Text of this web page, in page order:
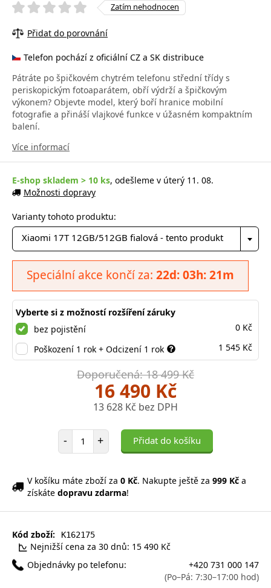
Zatím nehodnocen
Přidat do porovnání
Telefon pochází z oficiální CZ a SK distribuce
Pátráte po špičkovém chytrém telefonu střední třídy s
periskopickým fotoaparátem, obří výdrží a špičkovým
výkonem? Objevte model, který boří hranice mobilní
fotografie a přináší vlajkové funkce v úžasném kompaktním
balení.
Více informací
E-shop skladem > 10 ks, odešleme v úterý 11. 08.
Možnosti dopravy
Varianty tohoto produktu:
Xiaomi 17T 12GB/512GB fialová - tento produkt
Speciální akce končí za: 22d: 03h: 21m
Vyberte si z možností rozšíření záruky
bez pojistění
0 Kč
Poškození 1 rok + Odcizení 1 rok
1 545 Kč
Doporučená: 18 499 Kč
16 490 Kč
13 628 Kč bez DPH
- Počet položek
+ Přidat do košíku
V košíku máte zboží za 0 Kč. Nakupte ještě za 999 Kč a
získáte dopravu zdarma!
Kód zboží: K162175
Nejnižší cena za 30 dnů: 15 490 Kč
Objednávky po telefonu:
+420 731 000 147
(Po–Pá: 7:30–17:00 hod)